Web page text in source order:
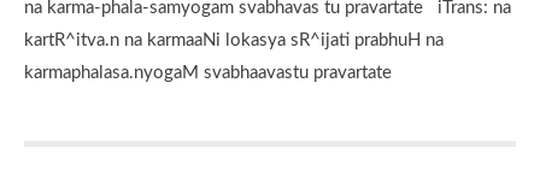
na karma-phala-samyogam svabhavas tu pravartate iTrans: na
kartR^itva.n na karmaaNi lokasya sR^ijati prabhuH na
karmaphalasa.nyogaM svabhaavastu pravartate